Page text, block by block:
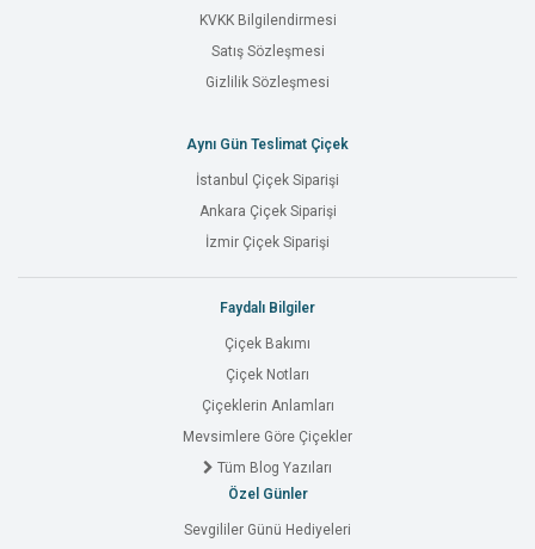
KVKK Bilgilendirmesi
Satış Sözleşmesi
Gizlilik Sözleşmesi
Aynı Gün Teslimat Çiçek
İstanbul Çiçek Siparişi
Ankara Çiçek Siparişi
İzmir Çiçek Siparişi
Faydalı Bilgiler
Çiçek Bakımı
Çiçek Notları
Çiçeklerin Anlamları
Mevsimlere Göre Çiçekler
Tüm Blog Yazıları
Özel Günler
Sevgililer Günü Hediyeleri